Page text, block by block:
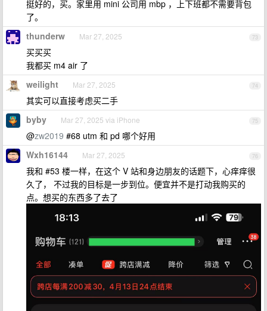
挺好的，买。家里用 mini 公司用 mbp ，上下班都不需要背包
了。
73
thunderw Mar 27, 2025
买买买
我都买 m4 air 了
74
weilight Mar 27, 2025
其实可以直接考虑买二手
75
byby Mar 27, 2025 via iPhone
@zw2019 #68 utm 和 pd 哪个好用
76
Wxh16144 Mar 27, 2025
我和 #53 楼一样，在这个 V 站和身边朋友的话题下，心痒痒很
久了， 不过我的目标是一步到位。便宜并不是打动我购买的
点。想买的东西多了去了